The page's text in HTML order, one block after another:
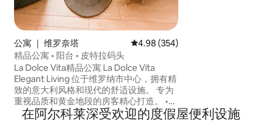
公寓 ｜ 维罗奈塔 平均评分 4.98 分（满分 5 分），
4.98 (354)
精品公寓 • 阳台 • 皮特拉码头
La Dolce Vita精品公寓 La Dolce Vita
Elegant Living 位于维罗纳市中心，拥有精
致的意大利风格和现代的舒适设施。 专为
重视品质和黄金地段的房客精心打造。 •
高级休息区：2 间卧室，配备 5 厘米记忆海
绵床垫套（其中 1 间卧室带独立阳台）。 •
在阿尔科莱深受欢迎的度假屋便利设施